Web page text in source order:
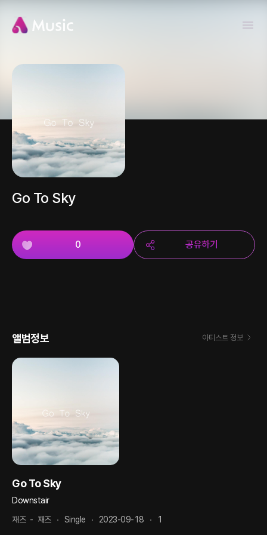
Go To Sky
0 공유하기
앨범정보 아티스트 정보
Go To Sky
Downstair
재즈 - 재즈 Single 2023-09-18 1